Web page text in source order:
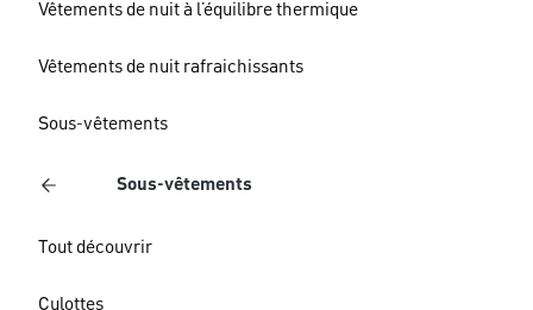
Vêtements de nuit à l’équilibre thermique
Vêtements de nuit rafraichissants
Sous-vêtements
Sous-vêtements
Tout découvrir
Culottes